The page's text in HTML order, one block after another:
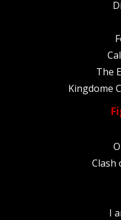
The
Kingdome
Clash
I